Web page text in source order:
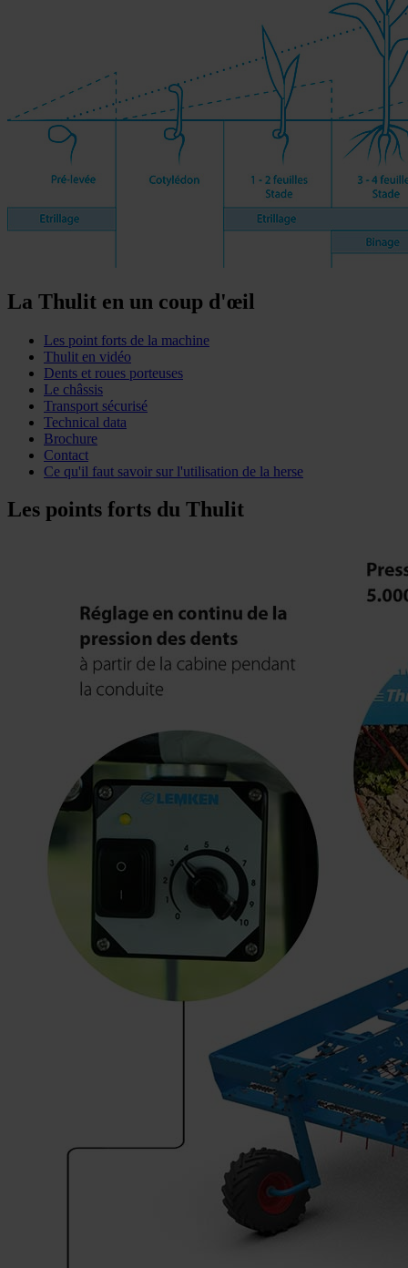
La Thulit en un coup d'œil
Les point forts de la machine
Thulit en vidéo
Dents et roues porteuses
Le châssis
Transport sécurisé
Technical data
Brochure
Contact
Ce qu'il faut savoir sur l'utilisation de la herse
Les points forts du Thulit